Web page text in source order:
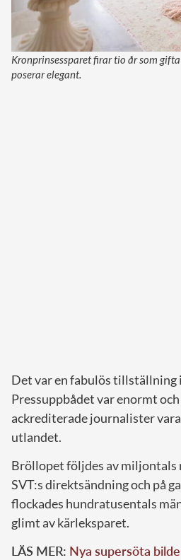
Kronprinsessparet firar tio år som
poserar elegant.
Det var en fabulös tillställning
Pressuppbådet var enormt
ackrediterade journalister
utlandet.
Bröllopet följdes av miljontals
SVT:s direktsändning och på
flockades hundratusentals
glimt av kärleksparet.
LÄS MER: Nya supersöta